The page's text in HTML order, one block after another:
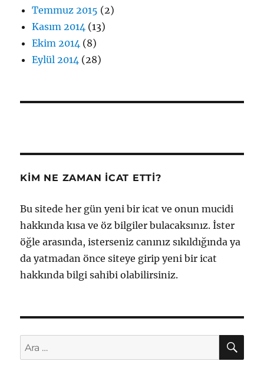
Temmuz 2015 (2)
Kasım 2014 (13)
Ekim 2014 (8)
Eylül 2014 (28)
KIM NE ZAMAN İCAT ETTI?
Bu sitede her gün yeni bir icat ve onun mucidi
hakkında kısa ve öz bilgiler bulacaksınız. İster
öğle arasında, isterseniz canınız sıkıldığında ya
da yatmadan önce siteye girip yeni bir icat
hakkında bilgi sahibi olabilirsiniz.
Ara: